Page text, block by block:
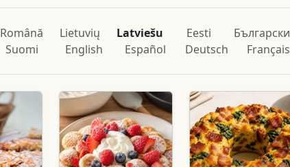
Română Lietuvių Latviešu Eesti Български
Suomi English Español Deutsch Français